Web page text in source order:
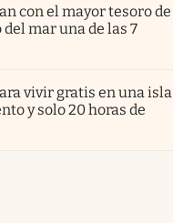
con el mayor tesoro de
mar una de las 7
vivir gratis en una isla
y solo 20 horas de